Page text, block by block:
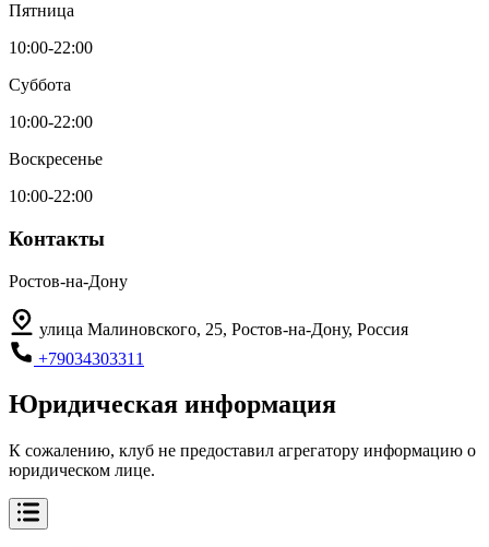
Пятница
10:00-22:00
Суббота
10:00-22:00
Воскресенье
10:00-22:00
Контакты
Ростов-на-Дону
улица Малиновского, 25, Ростов-на-Дону, Россия
+79034303311
Юридическая информация
К сожалению, клуб не предоставил агрегатору информацию о
юридическом лице.